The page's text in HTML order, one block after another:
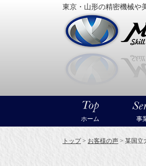
東京・山形の精密機械や
ホーム 事
トップ> お客様の声 > 某国立